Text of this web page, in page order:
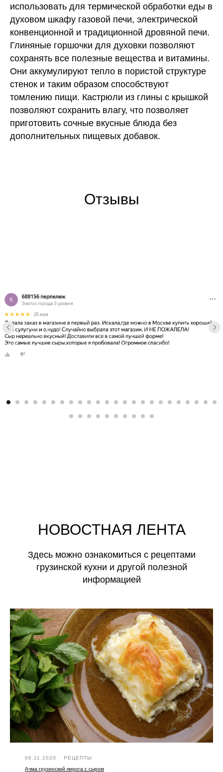
использовать для термической обработки еды в
духовом шкафу газовой печи, электрической
конвенционной и традиционной дровяной печи.
Глиняные горшочки для духовки позволяют
сохранять все полезные вещества и витамины.
Они аккумулируют тепло в пористой структуре
стенок и таким образом способствуют
томлению пищи. Кастрюли из глины с крышкой
позволяют сохранить влагу, что позволяет
приготовить сочные вкусные блюда без
дополнительных пищевых добавок.
Отзывы
НОВОСТНАЯ ЛЕНТА
Здесь можно ознакомиться с рецептами
грузинской кухни и другой полезной
информацией
06.11.2020
РЕЦЕПТЫ
Ачма грузинский пирога с сыром